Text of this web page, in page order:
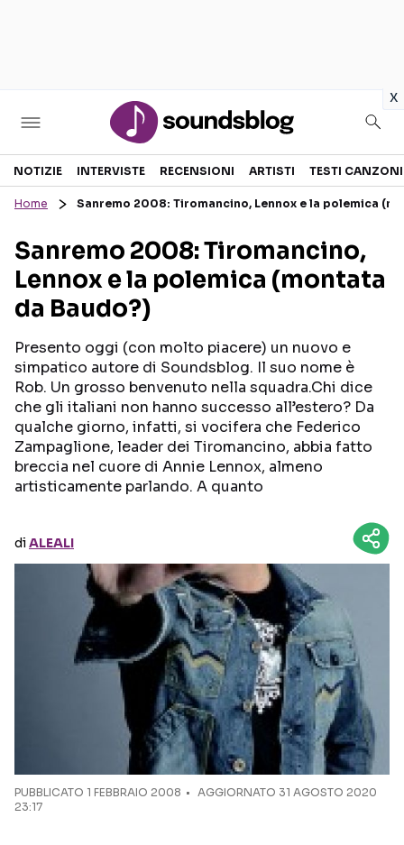
x
Sezioni
RECENSIONI MUSICALI
INTERVISTE
GOSSIP E CURIOSITÀ
TESTI CANZONI
TOUR ED EVENTI
Seguici sui social
NOTIZIE INTERVISTE RECENSIONI ARTISTI TESTI CANZONI
Home Sanremo 2008: Tiromancino, Lennox e la polemica
Sanremo 2008: Tiromancino,
Lennox e la polemica (montata
da Baudo?)
Presento oggi (con molto piacere) un nuovo e
simpatico autore di Soundsblog. Il suo nome è
Rob. Un grosso benvenuto nella squadra.Chi dice
che gli italiani non hanno successo all’estero? Da
qualche giorno, infatti, si vocifera che Federico
Zampaglione, leader dei Tiromancino, abbia fatto
breccia nel cuore di Annie Lennox, almeno
artisticamente parlando. A quanto
diALEALI
PUBBLICATO 1 FEBBRAIO 2008
AGGIORNATO 31 AGOSTO 2020
23:17